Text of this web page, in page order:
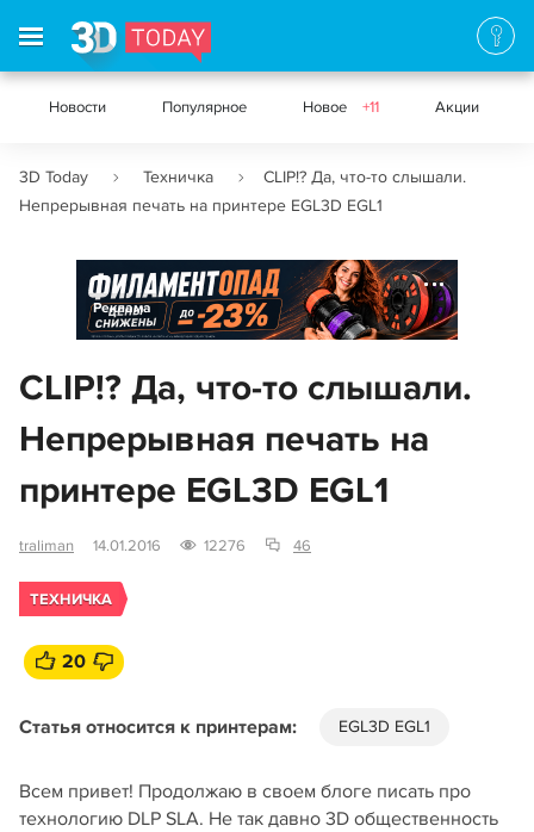
Новости Популярное Новое +11 Акции
3D Today Техничка
CLIP!? Да, что-то слышали.
Непрерывная печать на принтере EGL3D EGL1
Реклама
CLIP!? Да, что-то слышали.
Непрерывная печать на
принтере EGL3D EGL1
traliman 14.01.2016 12276 46
ТЕХНИЧКА
20
Статья относится к принтерам: EGL3D EGL1
Всем привет! Продолжаю в своем блоге писать про
технологию DLP SLA. Не так давно 3D общественность